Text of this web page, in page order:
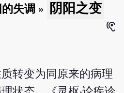
的失调 » 阴阳之变
hearing
转变为同原来的病理